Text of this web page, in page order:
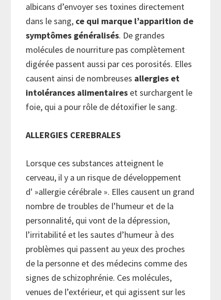
albicans d’envoyer ses toxines directement
dans le sang, ce qui marque l’apparition de
symptômes généralisés. De grandes
molécules de nourriture pas complètement
digérée passent aussi par ces porosités. Elles
causent ainsi de nombreuses allergies et
intolérances alimentaires et surchargent le
foie, qui a pour rôle de détoxifier le sang.
ALLERGIES CEREBRALES
Lorsque ces substances atteignent le
cerveau, il y a un risque de développement
d' »allergie cérébrale ». Elles causent un grand
nombre de troubles de l’humeur et de la
personnalité, qui vont de la dépression,
l’irritabilité et les sautes d’humeur à des
problèmes qui passent au yeux des proches
de la personne et des médecins comme des
signes de schizophrénie. Ces molécules,
venues de l’extérieur, et qui agissent sur les